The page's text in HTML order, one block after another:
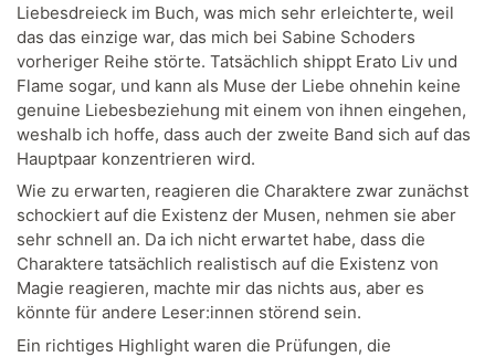
Liebesdreieck im Buch, was mich sehr erleichterte, weil
das das einzige war, das mich bei Sabine Schoders
vorheriger Reihe störte. Tatsächlich shippt Erato Liv und
Flame sogar, und kann als Muse der Liebe ohnehin keine
genuine Liebesbeziehung mit einem von ihnen eingehen,
weshalb ich hoffe, dass auch der zweite Band sich auf das
Hauptpaar konzentrieren wird.
Wie zu erwarten, reagieren die Charaktere zwar zunächst
schockiert auf die Existenz der Musen, nehmen sie aber
sehr schnell an. Da ich nicht erwartet habe, dass die
Charaktere tatsächlich realistisch auf die Existenz von
Magie reagieren, machte mir das nichts aus, aber es
könnte für andere Leser:innen störend sein.
Ein richtiges Highlight waren die Prüfungen, die